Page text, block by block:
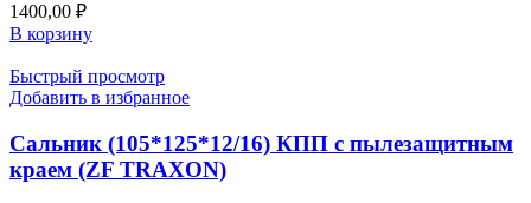
1400,00 ₽
В корзину
Быстрый просмотр
Добавить в избранное
Сальник (105*125*12/16) КПП с пылезащитным
краем (ZF TRAXON)